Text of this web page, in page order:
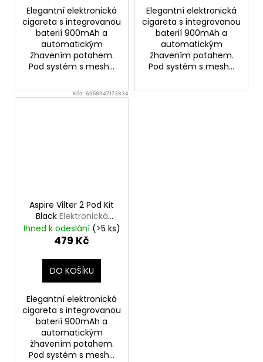
Elegantní elektronická
cigareta s integrovanou
baterií 900mAh a
automatickým
žhavením potahem.
Pod systém s mesh...
Elegantní elektronická
cigareta s integrovanou
baterií 900mAh a
automatickým
žhavením potahem.
Pod systém s mesh...
Kód:6958947173834
Aspire Vilter 2 Pod Kit
Black Elektronická
cigareta 900mAh
Ihned k odeslání (>5 ks)
479 Kč
DO KOŠÍKU
Elegantní elektronická
cigareta s integrovanou
baterií 900mAh a
automatickým
žhavením potahem.
Pod systém s mesh...